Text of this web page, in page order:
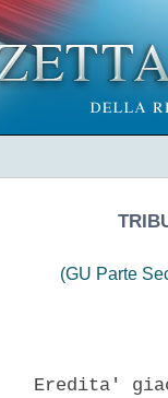
(GU Parte
Eredita'